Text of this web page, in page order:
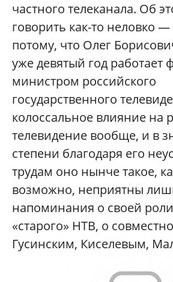
частного телеканала. Об
говорить как-то неловко
потому, что Олег
уже девятый год работает
министром российского
государственного
колоссальное влияние на
телевидение вообще, и в
степени благодаря его
трудам оно нынче такое,
возможно, неприятны
напоминания о своей
«старого» НТВ, о
Гусинским, Киселевым,